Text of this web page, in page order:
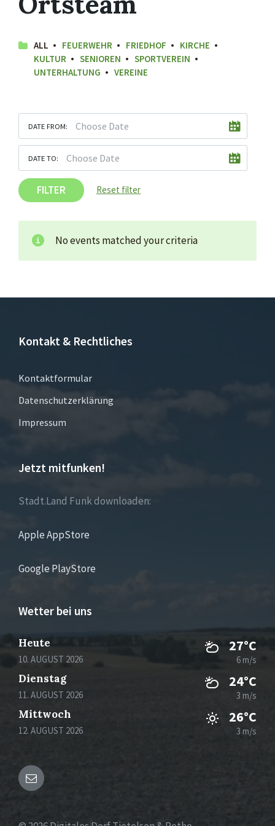
ALL FEUERWEHR FRIEDHOF
KIRCHE
KULTUR
SENIOREN
SPORTVEREIN
UNTERHALTUNG
VEREINE
DATE FROM:
DATE TO:
FILTER Reset filter
No events matched your criteria
Kontakt & Rechtliches
Kontaktformular
Datenschutzerklärung
Impressum
Jetzt mitfunken!
Stadt.Land Funk downloaden:
Apple AppStore
Google PlayStore
Wetter bei uns
Heute
10. AUGUST 2026
27°C
6 m/s
Dienstag
11. AUGUST 2026
24°C
3 m/s
Mittwoch
12. AUGUST 2026
26°C
3 m/s
Email